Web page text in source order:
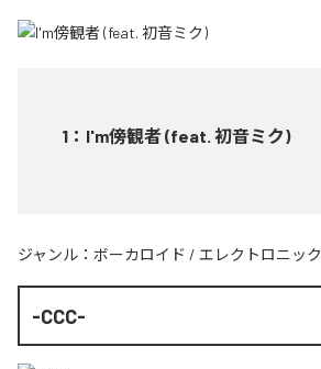
1 ： I'm傍観者 (feat. 初音ミク)
ジャンル： ボーカロイド / エレクトロニック
-CCC-